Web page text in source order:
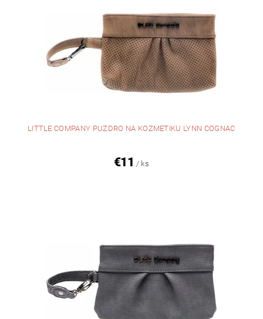
LITTLE COMPANY PUZDRO NA KOZMETIKU LYNN COGNAC
€11 / ks